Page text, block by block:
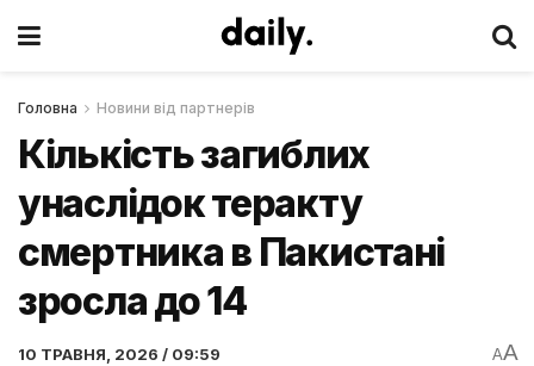
Головна Новини від партнерів
Кількість загиблих
унаслідок теракту
смертника в Пакистані
зросла до 14
10 ТРАВНЯ, 2026 / 09:59 AA